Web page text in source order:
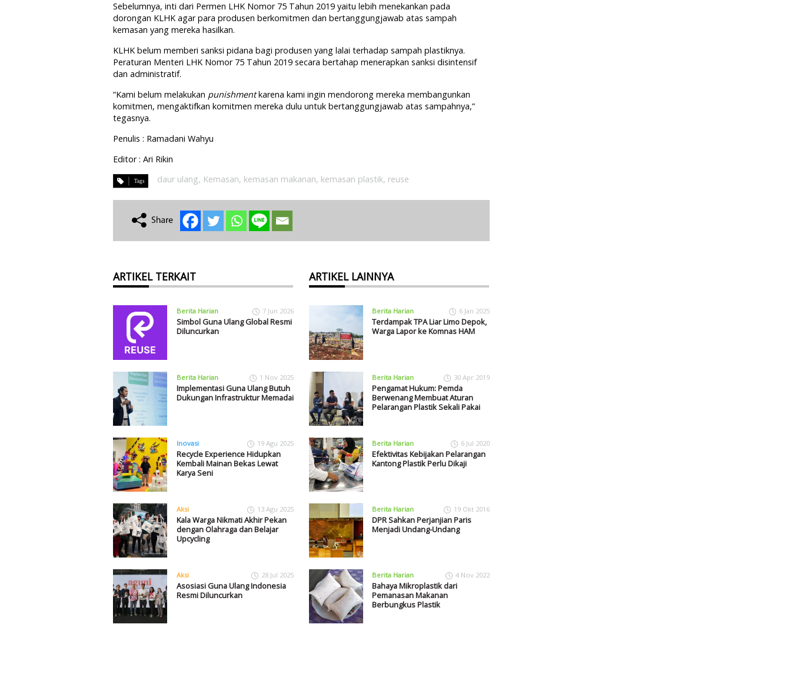
Sebelumnya, inti dari Permen LHK Nomor 75 Tahun 2019 yaitu lebih menekankan pada
dorongan KLHK agar para produsen berkomitmen dan bertanggungjawab atas sampah
kemasan yang mereka hasilkan.
KLHK belum memberi sanksi pidana bagi produsen yang lalai terhadap sampah plastiknya.
Peraturan Menteri LHK Nomor 75 Tahun 2019 secara bertahap menerapkan sanksi disintensif
dan administratif.
“Kami belum melakukan punishmentkarena kami ingin mendorong mereka membangunkan
komitmen, mengaktifkan komitmen mereka dulu untuk bertanggungjawab atas sampahnya,”
tegasnya.
Penulis : Ramadani Wahyu
Editor : Ari Rikin
daur ulang, Kemasan, kemasan makanan, kemasan plastik, reuse
ARTIKEL TERKAIT
Berita Harian 7 Jun 2026
Simbol Guna Ulang Global Resmi
Diluncurkan
Berita Harian 1 Nov 2025
Implementasi Guna Ulang Butuh
Dukungan Infrastruktur Memadai
Inovasi 19 Agu 2025
Recycle Experience Hidupkan
Kembali Mainan Bekas Lewat
Karya Seni
Aksi 13 Agu 2025
Kala Warga Nikmati Akhir Pekan
dengan Olahraga dan Belajar
Upcycling
Aksi 28 Jul 2025
Asosiasi Guna Ulang Indonesia
Resmi Diluncurkan
ARTIKEL LAINNYA
Berita Harian 6 Jan 2025
Terdampak TPA Liar Limo Depok,
Warga Lapor ke Komnas HAM
Berita Harian 30 Apr 2019
Pengamat Hukum: Pemda
Berwenang Membuat Aturan
Pelarangan Plastik Sekali Pakai
Berita Harian 6 Jul 2020
Efektivitas Kebijakan Pelarangan
Kantong Plastik Perlu Dikaji
Berita Harian 19 Okt 2016
DPR Sahkan Perjanjian Paris
Menjadi Undang-Undang
Berita Harian 4 Nov 2022
Bahaya Mikroplastik dari
Pemanasan Makanan
Berbungkus Plastik